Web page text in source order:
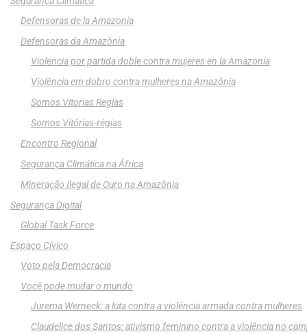
Defensoras de la Amazonía
Defensoras da Amazônia
Violencia por partida doble contra mujeres en la Amazonía
Violência em dobro contra mulheres na Amazônia
Somos Vitorias Regias
Somos Vitórias-régias
Encontro Regional
Segurança Climática na África
Mineração Ilegal de Ouro na Amazônia
Segurança Digital
Global Task Force
Espaço Cívico
Voto pela Democracia
Você pode mudar o mundo
Jurema Werneck: a luta contra a violência armada contra mulheres
Claudelice dos Santos: ativismo feminino contra a violência no